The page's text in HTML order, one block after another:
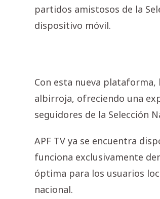
partidos amistosos de la
dispositivo móvil.
Con esta nueva plataforma,
albirroja, ofreciendo una
seguidores de la Selección
APF TV ya se encuentra
funciona exclusivamente
óptima para los usuarios
nacional.